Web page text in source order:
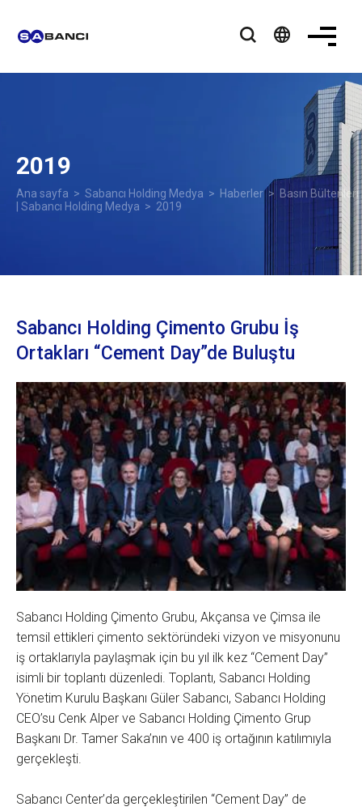
language
2019
Ana sayfa > Sabancı Holding Medya > Haberler> Basın Bültenleri
| Sabancı Holding Medya > 2019
Sabancı Holding Çimento Grubu İş
Ortakları “Cement Day”de Buluştu
Sabancı Holding Çimento Grubu, Akçansa ve Çimsa ile
temsil ettikleri çimento sektöründeki vizyon ve misyonunu
iş ortaklarıyla paylaşmak için bu yıl ilk kez “Cement Day”
isimli bir toplantı düzenledi. Toplantı, Sabancı Holding
Yönetim Kurulu Başkanı Güler Sabancı, Sabancı Holding
CEO’su Cenk Alper ve Sabancı Holding Çimento Grup
Başkanı Dr. Tamer Saka’nın ve 400 iş ortağının katılımıyla
gerçekleşti.
Sabancı Center’da gerçekleştirilen “Cement Day” de